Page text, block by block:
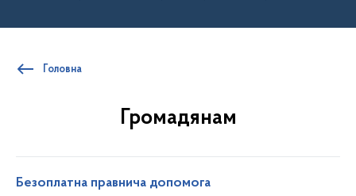
Головна
Громадянам
Безоплатна правнича допомога